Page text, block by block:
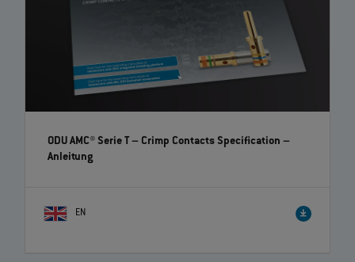
ODU AMC® Serie T – Crimp Contacts Specification –
Anleitung
EN